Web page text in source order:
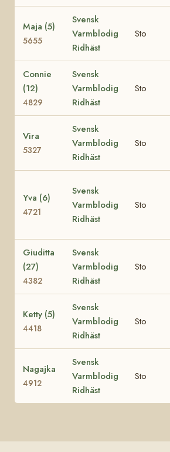
Maja (5)
5655
Svensk
Varmblodig
Ridhäst
Sto
Connie
(12)
4829
Svensk
Varmblodig
Ridhäst
Sto
Vira
5327
Svensk
Varmblodig
Ridhäst
Sto
Yva (6)
4721
Svensk
Varmblodig
Ridhäst
Sto
Giuditta
(27)
4382
Svensk
Varmblodig
Ridhäst
Sto
Ketty (5)
4418
Svensk
Varmblodig
Ridhäst
Sto
Nagajka
4912
Svensk
Varmblodig
Ridhäst
Sto